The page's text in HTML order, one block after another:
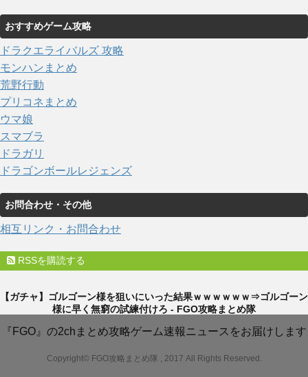
おすすめゲーム攻略
ドラクエライバルズ 攻略
モンハンまとめ
荒野行動
プリコネまとめ
ウマ娘
スマブラ
ドラガリ
ドラゴンボールレジェンズ
お問合わせ・その他
相互リンク・お問合わせ
RSSを購読する
【ガチャ】ゴルゴーン様を狙いにいった結果ｗｗｗｗｗｗ⇒ゴルゴーン
様に早く無窮の試練付けろ - FGO攻略まとめ隊
『FGO』の2chまとめ攻略ゲーム速報ニュースをお届けします
Copyright© FGO攻略まとめ隊 , 2017 All Rights Reserved.